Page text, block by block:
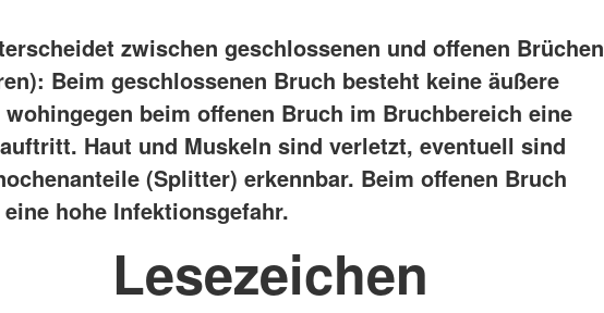
zwischen geschlossenen und offenen Brüchen
Beim geschlossenen Bruch besteht keine äußere
wohingegen beim offenen Bruch im Bruchbereich eine
Haut und Muskeln sind verletzt, eventuell sind
(Splitter) erkennbar. Beim offenen Bruch
hohe Infektionsgefahr.
Lesezeichen